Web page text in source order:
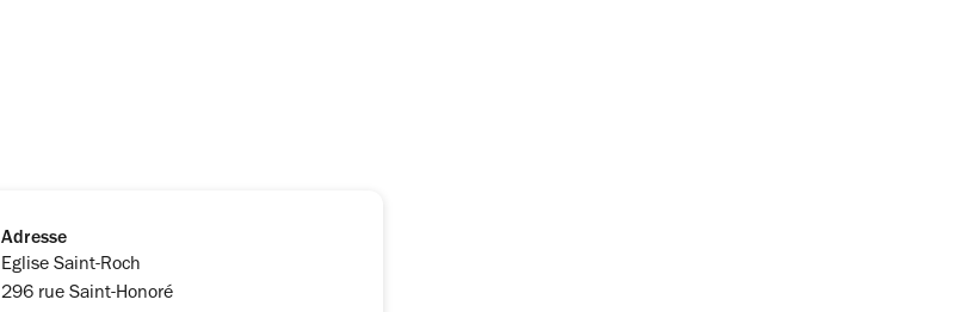
Adresse
Eglise Saint-Roch
296 rue Saint-Honoré